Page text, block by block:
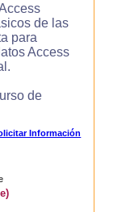
de las
para
Access
de
Información